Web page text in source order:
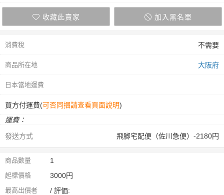
收藏此賣家 加入黑名單
消費稅 不需要
商品所在地 大阪府
日本當地運費
買方付運費(可否同捆請查看頁面說明)
運費：
發送方式
飛脚宅配便（佐川急便）-2180円
商品數量 1
起標價格 3000円
最高出價者 / 評価: